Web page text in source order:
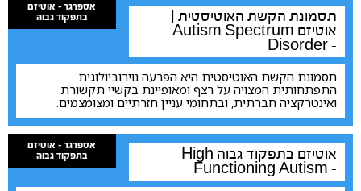
אספרגר - אוטיזם
בתפקוד גבוה
תסמונת הקשת האוטיסטית |
אוטיזם Autism Spectrum
Disorder -
תסמונת הקשת האוטיסטית היא הפרעה נוירוביולוגית
התפתחותית המצויה על רצף ומאופיינת בקשיי תקשורת
ואינטרקציה חברתית, ובתחומי עניין חזרתיים ומצומצמים.
אספרגר - אוטיזם
בתפקוד גבוה
אוטיזם בתפקוד גבוה High
Functioning Autism -